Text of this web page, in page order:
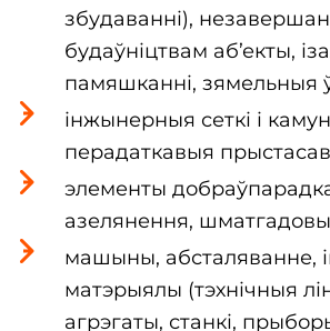
збудаванні),
будаўніцтвам аб’екты,
памяшканні, зямельныя
інжынерныя сеткі і
перадаткавыя
элементы
азелянення,
машыны, абсталяванне,
матэрыялы (тэхнічныя
агрэгаты, станкі,